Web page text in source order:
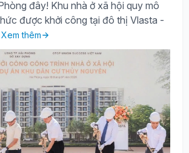
đây! Khu nhà ở xã hội quy mô
được khởi công tại đô thị Vlasta -
Xem thêm